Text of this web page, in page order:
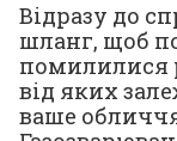
Відразу до
шланг, щоб
помилилися
від яких
ваше